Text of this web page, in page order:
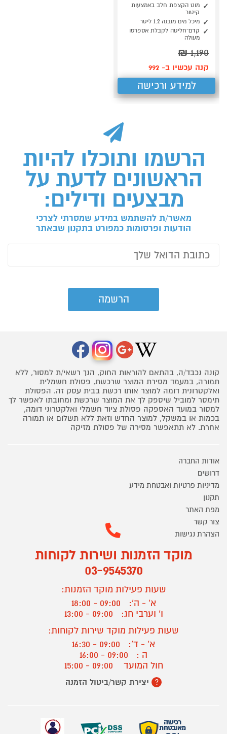
מוט הקצפת חלב באמצעות
קיטור
מיכל מים מובנה 1.2 ליטר
קדם־חליטה לקבלת אספרסו
מעולה
1,190
₪
קנה עכשיו ב- 992
למידע ורכישה
הרשמו ותוכלו להיות
הראשונים לדעת על
מבצעים ודילים:
מאשר/ת להשתמש במידע שמסרתי לצרכי
הודעות ופרסומות כמפורט בתקנון שבאתר
קונה נכבד/ה, בהתאם להוראות החוק, הנך רשאי/ת למסור, ללא
תמורה, במעמד מסירת המוצר שרכשת, פסולת חשמלית
ואלקטרונית דומה למוצר אותו רכשת בבית עסק זה. הפסולת
תימסר למוביל שיספק לך את המוצר שרכשת ומחובתו לאפשר לך
למסור במועד האספקה פסולת ציוד חשמלי ואלקטרוני דומה,
בכמות או במשקל, למוצר החדש וזאת ללא תשלום או תמורה
אחרת. לא תתאפשר מסירה של פסולת מזיקה
אודות החברה
דרושים
מדיניות פרטיות ואבטחת מידע
תקנון
מפת האתר
צור קשר
הצהרת נגישות
מוקד הזמנות ושירות לקוחות
03-9545370
שעות פעילות מוקד הזמנות:
א' - ה':
09:00 - 18:00
ו' וערבי חג:
09:00 - 13:00
שעות פעילות מוקד שירות לקוחות:
א' - ד':
09:00 - 16:30
ה :
09:00 - 16:00
חול המועד
? יצירת קשר/ביטול הזמנה